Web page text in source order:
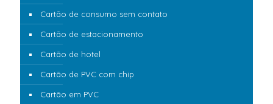
Cartão de consumo sem contato
Cartão de estacionamento
Cartão de hotel
Cartão de PVC com chip
Cartão em PVC